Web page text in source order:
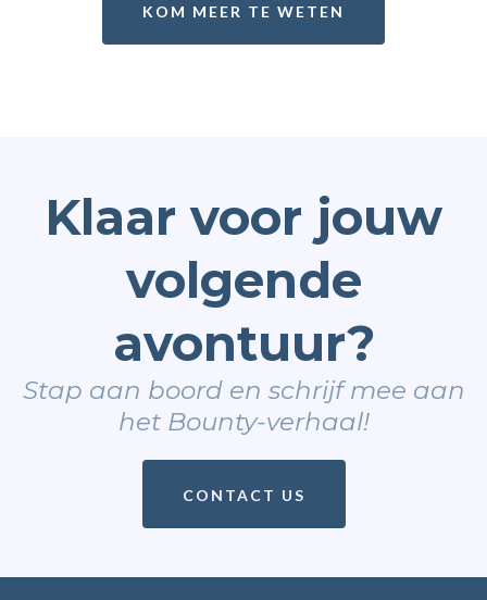
KOM MEER TE WETEN
Klaar voor jouw
volgende
avontuur?
Stap aan boord en schrijf mee aan
het Bounty-verhaal!
CONTACT US